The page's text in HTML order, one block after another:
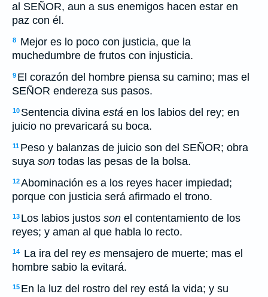
al SEÑOR, aun a sus enemigos hacen estar en
paz con él.
8
Mejor es lo poco con justicia, que la
muchedumbre de frutos con injusticia.
9 El corazón del hombre piensa su camino; mas el
SEÑOR endereza sus pasos.
10 Sentencia divina está en los labios del rey; en
juicio no prevaricará su boca.
11 Peso y balanzas de juicio son del SEÑOR; obra
suya son todas las pesas de la bolsa.
12Abominación es a los reyes hacer impiedad;
porque con justicia será afirmado el trono.
13 Los labios justos son el contentamiento de los
reyes; y aman al que habla lo recto.
14 La ira del rey es mensajero de muerte; mas el
hombre sabio la evitará.
15 En la luz del rostro del rey está la vida; y su